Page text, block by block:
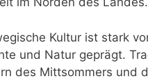
Kultur ist stark
und Natur geprägt.
des Mittsommers und